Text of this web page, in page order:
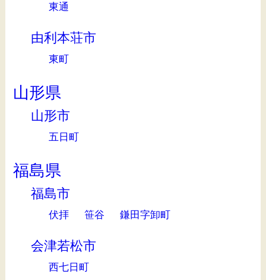
東通
由利本荘市
東町
山形県
山形市
五日町
福島県
福島市
伏拝 笹谷 鎌田字卸町
会津若松市
西七日町